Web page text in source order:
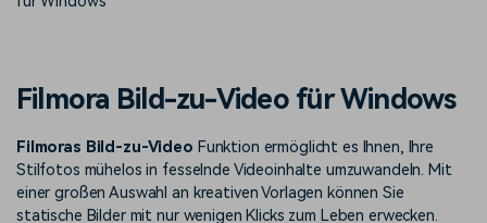
Lernen, ausdrücken und
erweitern Sie Ihre
Videobearbeitungs-
Fähigkeiten mit Filmora
Erfahren Sie, wie Sie einen
Spezialeffekt erzeugen
können
Unsere Mission, Geschichte
Finden Sie mehr über Filmora
Bewertungen
Suchen
Filmora Bild-zu-Video für Windows
Filmoras Bild-zu-Video Funktion ermöglicht es Ihnen, Ihre
Stilfotos mühelos in fesselnde Videoinhalte umzuwandeln. Mit
einer großen Auswahl an kreativen Vorlagen können Sie
statische Bilder mit nur wenigen Klicks zum Leben erwecken.